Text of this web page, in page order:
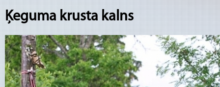
Ķeguma krusta kalns